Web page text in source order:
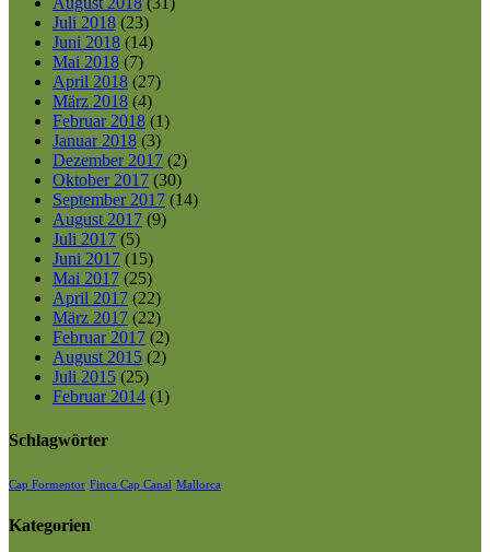
Juli 2018 (23)
Juni 2018 (14)
Mai 2018 (7)
April 2018 (27)
März 2018 (4)
Februar 2018 (1)
Januar 2018 (3)
Dezember 2017 (2)
Oktober 2017 (30)
September 2017 (14)
August 2017 (9)
Juli 2017 (5)
Juni 2017 (15)
Mai 2017 (25)
April 2017 (22)
März 2017 (22)
Februar 2017 (2)
August 2015 (2)
Juli 2015 (25)
Februar 2014 (1)
Schlagwörter
Cap Formentor Finca Cap Canal Mallorca
Kategorien